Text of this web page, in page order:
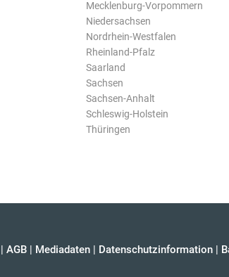
Mecklenburg-Vorpommern
Niedersachsen
Nordrhein-Westfalen
Rheinland-Pfalz
Saarland
Sachsen
Sachsen-Anhalt
Schleswig-Holstein
Thüringen
| AGB | Mediadaten | Datenschutzinformation |